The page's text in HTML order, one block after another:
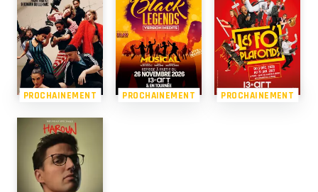
PROCHAINEMENT PROCHAINEMENT PROCHAINEMENT